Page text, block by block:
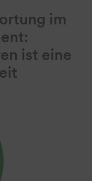
im
ist eine